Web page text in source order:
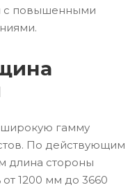
с повышенными
гамму
По действующим
длина стороны
1200 мм до 3660